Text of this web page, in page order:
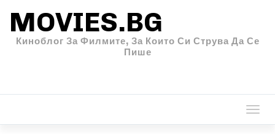
MOVIES.BG
Киноблог За Филмите, За Които Си Струва Да Се
Пише